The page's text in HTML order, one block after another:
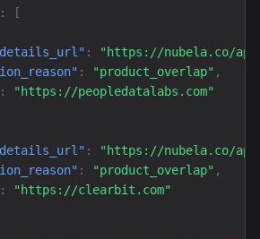
:
[
:
"https://nubela.co/api/
: "product_overlap" ,
:
"https://peopledatalabs.com"
:
"https://nubela.co/api/
: "product_overlap" ,
:
"https://clearbit.com"